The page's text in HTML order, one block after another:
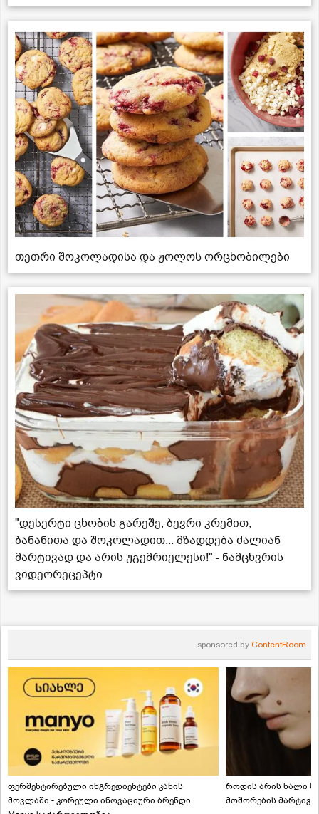
თეთრი შოკოლადისა და ჟოლოს ორცხობილები
"დესერტი ცხობის გარეშე, ბევრი კრემით,
ბანანითა და შოკოლადით... მზადდება ძალიან
მარტივად და არის უგემრიელესი!" - ნამცხვრის
ვიდეორეცეპტი
sponsored by ContentRoom
ფერმენტირებული ინგრედიენტები კანის
მოვლაში - კორეული ინოვაციური ბრენდი
როდის არის ხალი
მოშორების